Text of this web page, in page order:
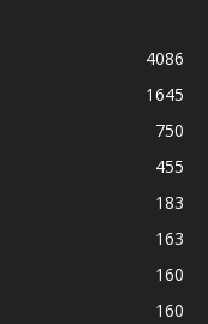
4086
1645
750
455
183
163
160
160